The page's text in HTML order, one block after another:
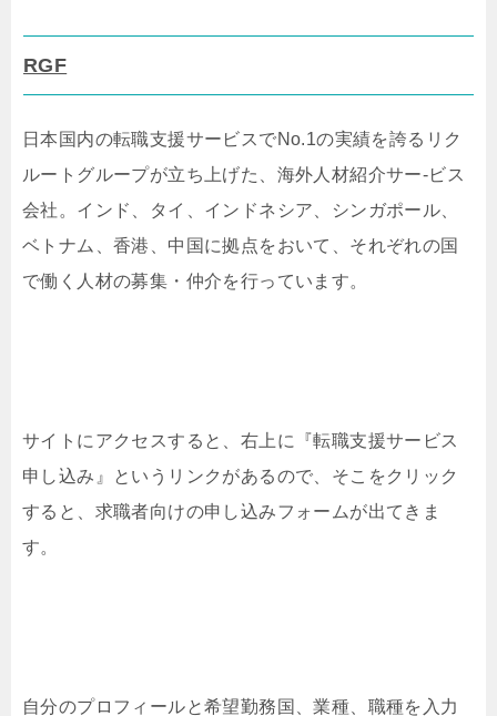
RGF
日本国内の転職支援サービスでNo.1の実績を誇るリク
ルートグループが立ち上げた、海外人材紹介サー-ビス
会社。インド、タイ、インドネシア、シンガポール、
ベトナム、香港、中国に拠点をおいて、それぞれの国
で働く人材の募集・仲介を行っています。
サイトにアクセスすると、右上に『転職支援サービス
申し込み』というリンクがあるので、そこをクリック
すると、求職者向けの申し込みフォームが出てきま
す。
自分のプロフィールと希望勤務国、業種、職種を入力